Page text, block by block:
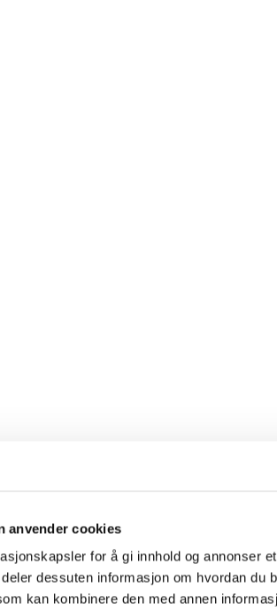
anvender cookies
for å gi innhold og annonser
dessuten informasjon om hvordan du
kan kombinere den med annen